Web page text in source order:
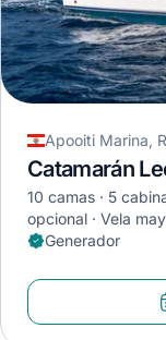
Apooiti Marina,
Catamarán
10 camas 5
opcional
Vela
Generador